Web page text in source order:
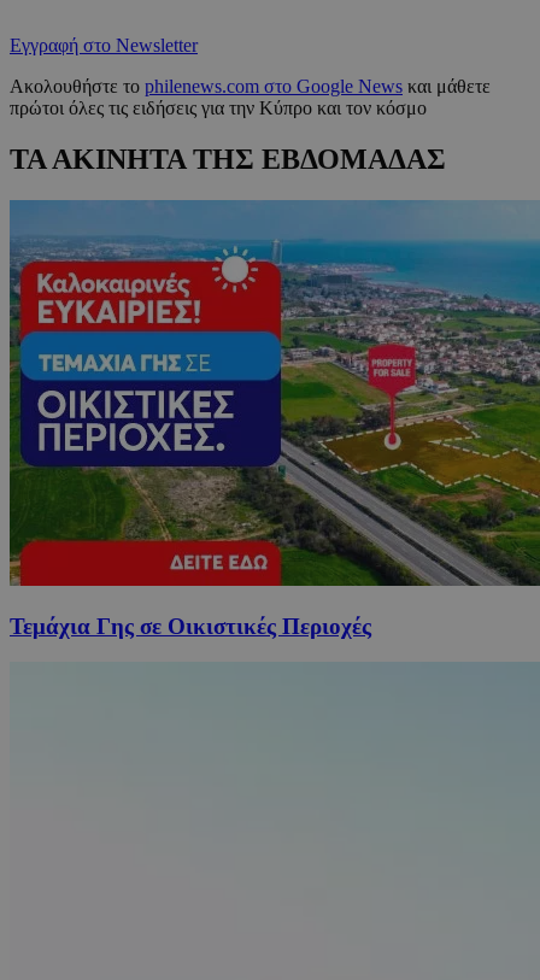
Εγγραφή στο Newsletter
Ακολουθήστε το philenews.com στο Google News και μάθετε
πρώτοι όλες τις ειδήσεις για την Κύπρο και τον κόσμο
ΤΑ ΑΚΙΝΗΤΑ ΤΗΣ ΕΒΔΟΜΑΔΑΣ
Τεμάχια Γης σε Οικιστικές Περιοχές